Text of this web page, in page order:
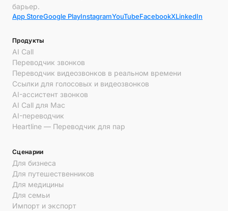
барьер.
App StoreGoogle PlayInstagramYouTubeFacebookXLinkedIn
Продукты
AI Call
Переводчик звонков
Переводчик видеозвонков в реальном времени
Ссылки для голосовых и видеозвонков
AI-ассистент звонков
AI Call для Mac
AI-переводчик
Heartline — Переводчик для пар
Сценарии
Для бизнеса
Для путешественников
Для медицины
Для семьи
Импорт и экспорт